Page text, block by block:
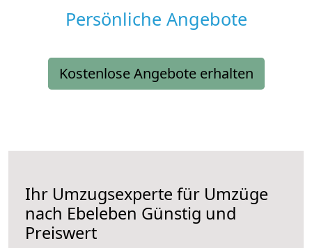
Persönliche Angebote
Kostenlose Angebote erhalten
Ihr Umzugsexperte für Umzüge
nach Ebeleben Günstig und
Preiswert